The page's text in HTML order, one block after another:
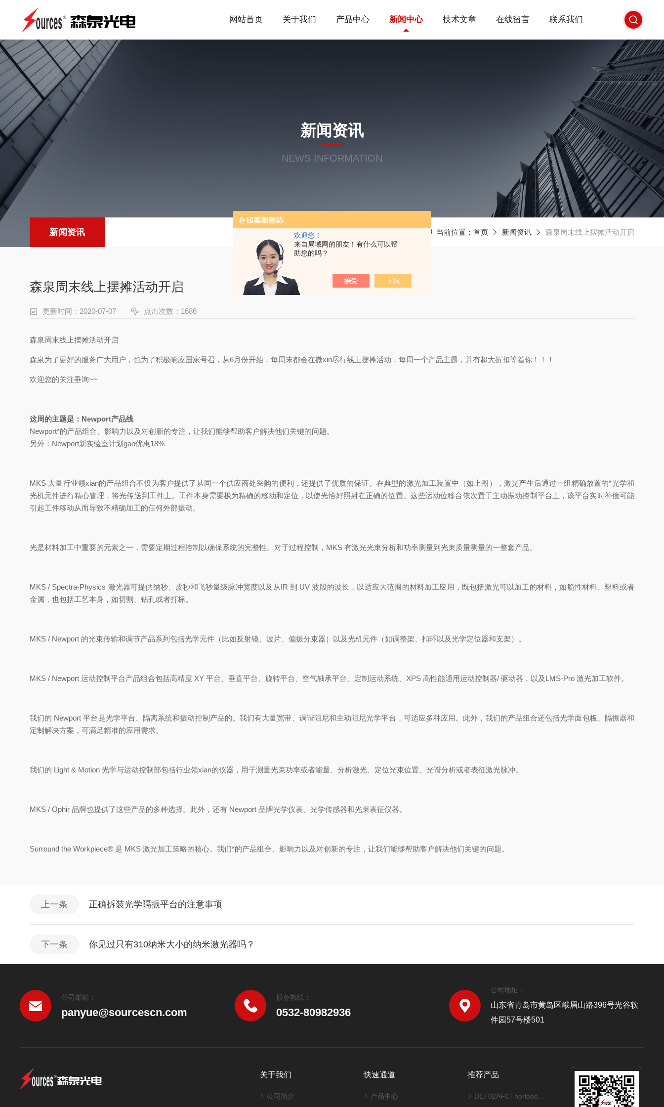
欢迎您！
来自局域网的朋友！有什么可以帮
助您的吗？
网站首页 关于我们 产品中心 新闻中心 技术文章 在线留言 联系我们
新闻资讯
NEWS INFORMATION
新闻资讯 当前位置： 首页 新闻资讯 森泉周末线上摆摊活动开启
森泉周末线上摆摊活动开启
更新时间：2020-07-07 点击次数：1686
森泉周末线上摆摊活动开启
森泉为了更好的服务广大用户，也为了积极响应国家号召，从6月份开始，每周末都会在微xin尽行线上摆摊活动，每周一个产品主题，并有超大折扣等着你！！！
欢迎您的关注垂询~~
这周的主题是：Newport产品线
Newport*的产品组合、影响力以及对创新的专注，让我们能够帮助客户解决他们关键的问题。
另外：Newport新实验室计划gao优惠18%
MKS 大量行业领xian的产品组合不仅为客户提供了从同一个供应商处采购的便利，还提供了优质的保证。 在典型的激光加工装置中（如上图 ），激光产生后通过一组精确放置的*光学和
光机元件进行精心管理，将光传送到工件上。 工件本身需要极为精确的移动和定位，以使光恰好照射在正确的位置。 这些运动位移台依次置于主动振动控制平台上，该平台实时补偿可能
引起工件移动从而导致不精确加工的任何外部振动。
光是材料加工中重要的元素之一，需要定期过程控制以确保系统的完整性。对于过程控制， MKS 有激光光束分析和功率测量到光束质量测量的一整套产品。
MKS / Spectra-Physics 激光器可提供纳秒、皮秒和飞秒量级脉冲宽度以及从IR 到 UV 波段的波长，以适应大范围的材料加工应用，既包括激光可以加工的材料，如脆性材料、塑料或者
金属，也包括工艺本身，如切割、 钻孔或者打标。
MKS / Newport 的光束传输和调节产品系列包括光学元件（比如反射镜、波片、偏振分束器）以及光机元件（如调整架、 扣环以及光学定位器和支架）。
MKS / Newport 运动控制平台产品组合包括高精度 XY 平台、垂直平台、旋转平台、空气轴承平台、定制运动系统、 XPS 高性能通用运动控制器/ 驱动器，以及LMS-Pro 激光加工软件。
我们的 Newport 平台是光学平台、隔离系统和振动控制产品的。我们有大量宽带、调谐阻尼和主动阻尼光学平台，可适应多种应用。 此外，我们的产品组合还包括光学面包板、隔振器和
定制解决方案，可满足精准的应用需求。
我们的 Light & Motion 光学与运动控制部包括行业领xian的仪器，用于测量光束功率或者能量、分析激光、定位光束位置、光谱分析或者表征激光脉冲。
MKS / Ophir 品牌也提供了这些产品的多种选择。此外，还有 Newport 品牌光学仪表、光学传感器和光束表征仪器。
Surround the Workpiece® 是 MKS 激光加工策略的核心。我们*的产品组合、影响力以及对创新的专注，让我们能够帮助客户解决他们关键的问题。
上一条 正确拆装光学隔振平台的注意事项
下一条 你见过只有310纳米大小的纳米激光器吗？
公司邮箱：
panyue@sourcescn.com
服务热线：
0532-80982936
公司地址：
山东省青岛市黄岛区峨眉山路396号光谷软
件园57号楼501
关于我们
公司简介
快速通道
产品中心
推荐产品
DET02AFCThorlabs硅探测器